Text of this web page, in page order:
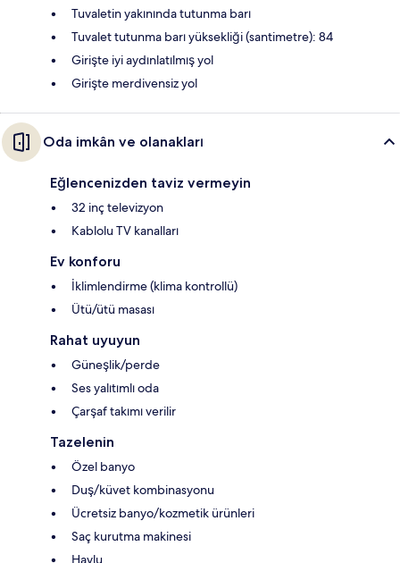
Tuvaletin yakınında tutunma barı
Tuvalet tutunma barı yüksekliği (santimetre): 84
Girişte iyi aydınlatılmış yol
Girişte merdivensiz yol
Oda imkân ve olanakları
Eğlencenizden taviz vermeyin
32 inç televizyon
Kablolu TV kanalları
Ev konforu
İklimlendirme (klima kontrollü)
Ütü/ütü masası
Rahat uyuyun
Güneşlik/perde
Ses yalıtımlı oda
Çarşaf takımı verilir
Tazelenin
Özel banyo
Duş/küvet kombinasyonu
Ücretsiz banyo/kozmetik ürünleri
Saç kurutma makinesi
Havlu